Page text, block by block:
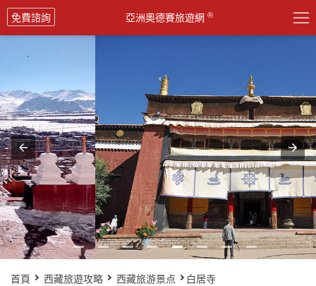

免費諮詢 亞洲奧德賽旅遊網 ®
首頁 西藏旅遊攻略 西藏旅游景点 白居寺